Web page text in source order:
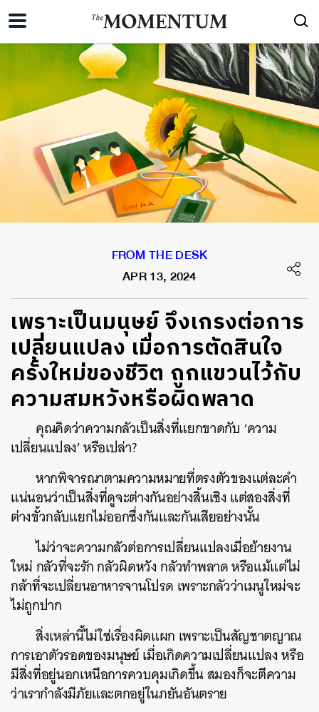
FROM THE DESK
APR 13, 2024
เพราะเป็นมนุษย์ จึงเกรงต่อการ
เปลี่ยนแปลง เมื่อการตัดสินใจ
ครั้งใหม่ของชีวิต ถูกแขวนไว้กับ
ความสมหวังหรือผิดพลาด
คุณคิดว่าความกลัวเป็นสิ่งที่แยกขาดกับ ‘ความ
เปลี่ยนแปลง’ หรือเปล่า?
หากพิจารณาตามความหมายที่ตรงตัวของแต่ละคำ
แน่นอนว่าเป็นสิ่งที่ดูจะต่างกันอย่างสิ้นเชิง แต่สองสิ่งที่
ต่างขั้วกลับแยกไม่ออกซึ่งกันและกันเสียอย่างนั้น
ไม่ว่าจะความกลัวต่อการเปลี่ยนแปลงเมื่อย้ายงาน
ใหม่ กลัวที่จะรัก กลัวผิดหวัง กลัวทำพลาด หรือแม้แต่ไม่
กล้าที่จะเปลี่ยนอาหารจานโปรด เพราะกลัวว่าเมนูใหม่จะ
ไม่ถูกปาก
สิ่งเหล่านี้ไม่ใช่เรื่องผิดแผก เพราะเป็นสัญชาตญาณ
การเอาตัวรอดของมนุษย์ เมื่อเกิดความเปลี่ยนแปลง หรือ
มีสิ่งที่อยู่นอกเหนือการควบคุมเกิดขึ้น สมองก็จะตีความ
ว่าเรากำลังมีภัยและตกอยู่ในภยันอันตราย